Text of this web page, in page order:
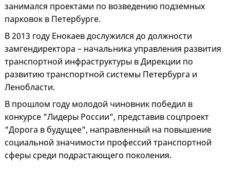
занимался проектами по возведению подземных
парковок в Петербурге.
В 2013 году Енокаев дослужился до должности
замгендиректора – начальника управления развития
транспортной инфраструктуры в Дирекции по
развитию транспортной системы Петербурга и
Ленобласти.
В прошлом году молодой чиновник победил в
конкурсе "Лидеры России", представив соцпроект
"Дорога в будущее", направленный на повышение
социальной значимости профессий транспортной
сферы среди подрастающего поколения.